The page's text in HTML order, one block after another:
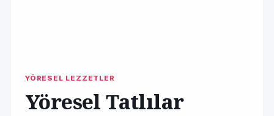
YÖRESEL LEZZETLER
Yöresel Tatlılar